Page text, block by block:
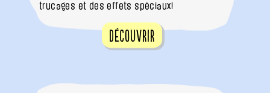
trucages et des effets spéciaux!
Découvrir